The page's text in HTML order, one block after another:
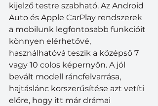
kijelző testre szabható. Az Android
Auto és Apple CarPlay rendszerek
a mobilunk legfontosabb funkcióit
könnyen elérhetővé,
használhatóvá teszik a középső 7
vagy 10 colos képernyőn. A jól
bevált modell ráncfelvarrása,
hajtáslánc korszerűsítése azt vetíti
előre, hogy itt már drámai